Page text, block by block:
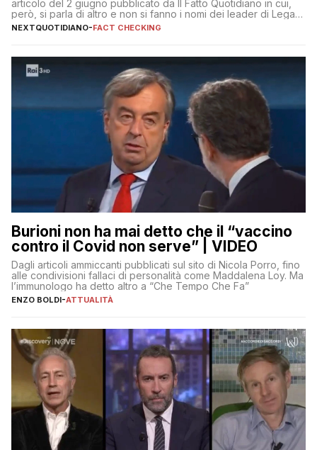
articolo del 2 giugno pubblicato da Il Fatto Quotidiano in cui,
però, si parla di altro e non si fanno i nomi dei leader di Lega e
Fratelli d’Italia
NEXTQUOTIDIANO-FACT CHECKING
Burioni non ha mai detto che il “vaccino
contro il Covid non serve” | VIDEO
Dagli articoli ammiccanti pubblicati sul sito di Nicola Porro, fino
alle condivisioni fallaci di personalità come Maddalena Loy. Ma
l’immunologo ha detto altro a “Che Tempo Che Fa”
ENZO BOLDI-ATTUALITÀ